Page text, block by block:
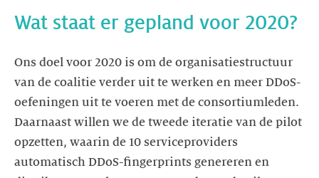
Wat staat er gepland voor 2020?
Ons doel voor 2020 is om de organisatiestructuur
van de coalitie verder uit te werken en meer DDoS-
oefeningen uit te voeren met de consortiumleden.
Daarnaast willen we de tweede iteratie van de pilot
opzetten, waarin de 10 serviceproviders
automatisch DDoS-fingerprints genereren en